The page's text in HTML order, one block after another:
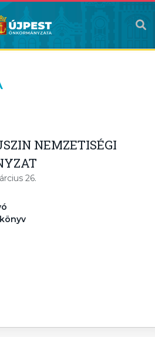
NEMZETISÉGI
26.